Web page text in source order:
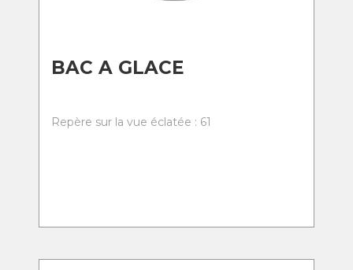
BAC A GLACE
Repère sur la vue éclatée : 61